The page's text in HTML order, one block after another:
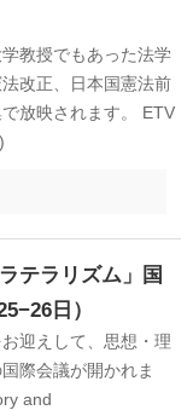
教授でもあった法学
改正、日本国憲法前
放映されます。 ETV
テラリズム」国
日）
迎えして、思想・理
際会議が開かれま
and